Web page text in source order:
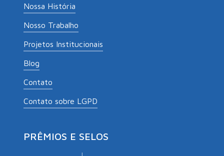
Nossa História
Nosso Trabalho
Projetos Institucionais
Blog
Contato
Contato sobre LGPD
PRÊMIOS E SELOS